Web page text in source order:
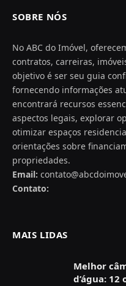
SOBRE NÓS
No ABC do Imóvel,
contratos, carreiras,
objetivo é ser seu guia
fornecendo informações
encontrará recursos
aspectos legais, explorar
otimizar espaços
orientações sobre
propriedades.
Email:
Contato:
MAIS LIDAS
Melhor
d’água: 12